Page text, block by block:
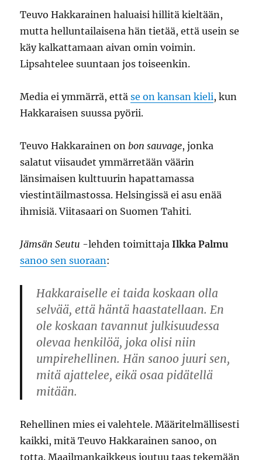
Teuvo Hakkarainen haluaisi hillitä kieltään,
mutta helluntailaisena hän tietää, että usein se
käy kalkattamaan aivan omin voimin.
Lipsahtelee suuntaan jos toiseenkin.
Media ei ymmärrä, ettäse on kansan kieli, kun
Hakkaraisen suussa pyörii.
Teuvo Hakkarainen on bon sauvage, jonka
salatut viisaudet ymmärretään väärin
länsimaisen kulttuurin hapattamassa
viestintäilmastossa. Helsingissä ei asu enää
ihmisiä. Viitasaari on Suomen Tahiti.
Jämsän Seutu -lehden toimittajaIlkka Palmu
sanoo sen suoraan:
Hakkaraiselle ei taida koskaan olla
selvää, että häntä haastatellaan. En
ole koskaan tavannut julkisuudessa
olevaa henkilöä, joka olisi niin
umpirehellinen. Hän sanoo juuri sen,
mitä ajattelee, eikä osaa pidätellä
mitään.
Rehellinen mies ei valehtele. Määritelmällisesti
kaikki, mitä Teuvo Hakkarainen sanoo, on
totta. Maailmankaikkeus joutuu taas tekemään